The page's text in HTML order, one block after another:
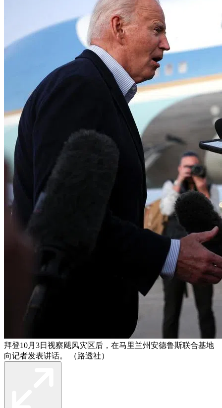
拜登10月3日视察飓风灾区后，在马里兰州安德鲁斯联合基地
向记者发表讲话。 （路透社）